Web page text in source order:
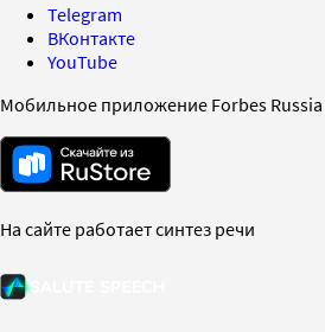
Telegram
ВКонтакте
YouTube
Мобильное приложение Forbes
На сайте работает синтез речи